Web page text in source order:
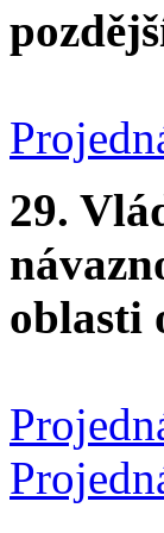
29.
oblasti